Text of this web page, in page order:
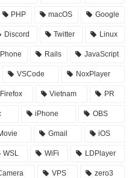
PHP macOS Google
Discord Twitter Linux
Rails JavaScript
VSCode NoxPlayer
Firefox Vietnam PR
iPhone OBS
Gmail iOS
WSL WiFi LDPlayer
VPS zero3